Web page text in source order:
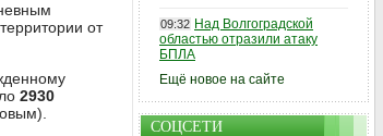
от
2930
09:32 Над Волгоградской
областью отразили атаку
БПЛА
Ещё новое на сайте
СОЦСЕТИ